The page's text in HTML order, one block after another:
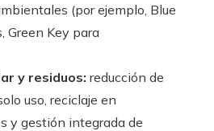
(por ejemplo, Blue
Green Key para
y residuos: reducción de
uso, reciclaje en
y gestión integrada de